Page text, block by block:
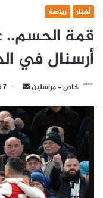
أخبار رياضة
قمة الحسم..
أرسنال في
خاص - مراسلين
أرسل 7 فبراير، 2023